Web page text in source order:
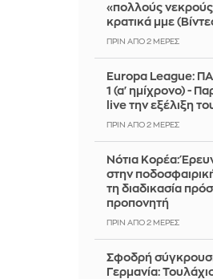
«πολλούς
κρατικά μμε
ΠΡΙΝ ΑΠΌ 2 ΜΈΡΕΣ
Europa League:
1 (α' ημίχρονο) -
live την εξέλιξη
ΠΡΙΝ ΑΠΌ 2 ΜΈΡΕΣ
Νότια Κορέα:
στην
τη διαδικασία
προπονητή
ΠΡΙΝ ΑΠΌ 2 ΜΈΡΕΣ
Σφοδρή
Γερμανία: